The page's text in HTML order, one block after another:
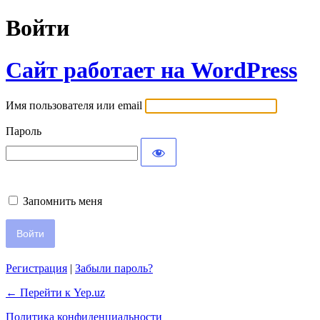
Войти
Сайт работает на WordPress
Имя пользователя или email
Пароль
Запомнить меня
Регистрация | Забыли пароль?
← Перейти к Yep.uz
Политика конфиденциальности